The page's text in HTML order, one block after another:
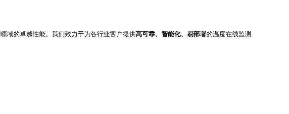
领域的卓越性能。我们致力于为各行业客户提供高可靠、智能化、易部署的温度在线监测